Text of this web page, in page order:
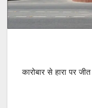
कारोबार से हारा पर